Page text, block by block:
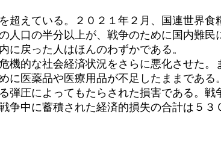
えている。２０２１年２月、国連世界食
口の半分以上が、戦争のために国内難民
戻った人はほんのわずかである。
的な社会経済状況をさらに悪化させた。
医薬品や医療用品が不足したままである。
圧によってもたらされた損害である。戦
中に蓄積された経済的損失の合計は５３